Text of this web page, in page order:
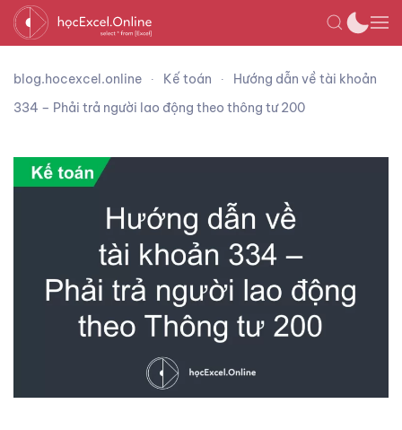
blog.hocexcel.online Kế toán
Hướng dẫn về tài khoản
334 – Phải trả người lao động theo thông tư 200